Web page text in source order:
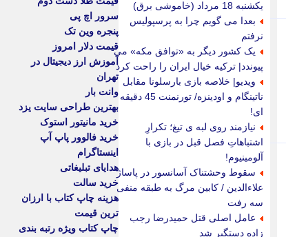
یکشنبه 18 مرداد (خاموشی برق)
بعدا می گویم چرا به پرسپولیس
نرفتم
یک کشور دیگر به «توافق مکه» می
پیوندد| ترکیه خیال ایران را راحت کرد
ویدیو| خلاصه بازی بارسلونا مقابل
ناتینگام و اودینزه/ تورنمنت 45 دقیقه
ای!
نیازمند روی لبه ی تیغ؛ تکرارِ
اشتباهاتِ فصل قبل در بازی با
آلومینیوم!
سقوط وحشتناک آسانسور در پاساژ
علاءالدین / کابین مرگ به طبقه منفی
سه رفت
عامل اصلی قتل حمیدرضا رجب
زاده دستگیر شد
سرور اچ پی
پنجره وین تک
قیمت دلار امروز
آموزش ارز دیجیتال در
تهران
وانت بار
بهترین طراحی سایت یزد
خرید مانیتور استوک
خرید فالوور پاپ آپ
اینستاگرام
هدایای تبلیغاتی
خرید سالت
هزینه چاپ کتاب با ارزان
ترین قیمت
چاپ کتاب ویژه رتبه بندی